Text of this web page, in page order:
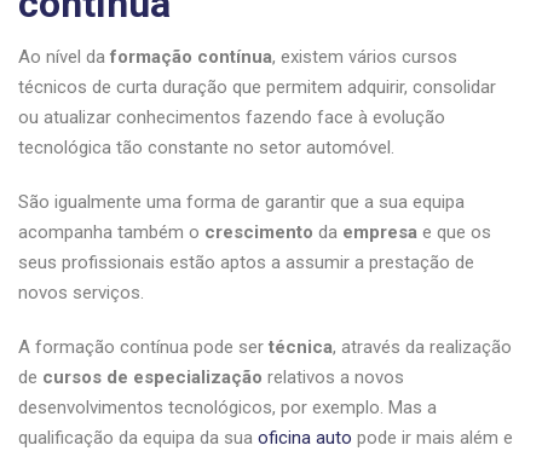
Ao nível daformação contínua, existem vários cursos
técnicos de curta duração que permitem adquirir, consolidar
ou atualizar conhecimentos fazendo face à evolução
tecnológica tão constante no setor automóvel.
São igualmente uma forma de garantir que a sua equipa
acompanha também o crescimento da empresa e que os
seus profissionais estão aptos a assumir a prestação de
novos serviços.
A formação contínua pode ser técnica, através da realização
de cursos de especialização relativos a novos
desenvolvimentos tecnológicos, por exemplo. Mas a
qualificação da equipa da sua oficina auto pode ir mais além e